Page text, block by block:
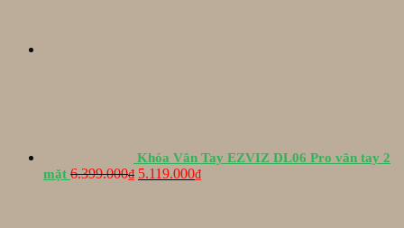
Khóa Vân Tay EZVIZ DL06 Pro vân tay 2
mặt 6.399.000₫ Giá
5.119.000₫Giá